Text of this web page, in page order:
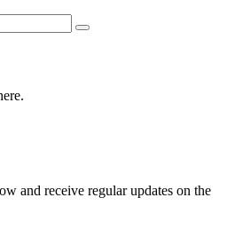
and receive regular updates on the